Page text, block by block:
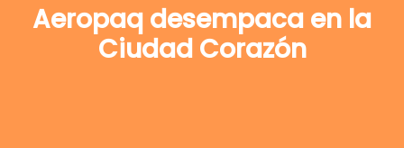
Aeropaq desempaca en la
Ciudad Corazón